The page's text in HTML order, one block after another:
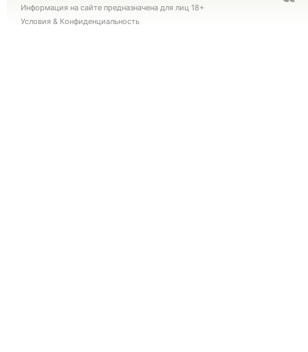
Информация на сайте предназначена для лиц 18+
Условия & Конфиденциальность